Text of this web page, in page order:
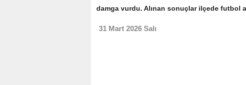
damga vurdu. Alınan sonuçlar ilçede futbol
31 Mart 2026 Salı